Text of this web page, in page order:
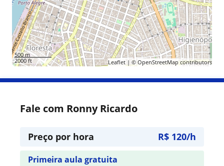
500 m
2000 ft
Leaflet| © OpenStreetMapcontributors
Fale com Ronny Ricardo
Preço por hora R$ 120/h
Primeira aula gratuita